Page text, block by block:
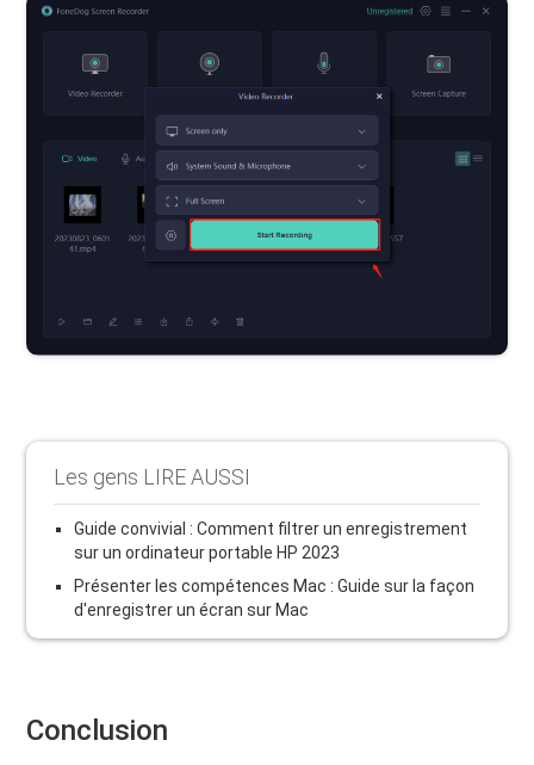
Les gens LIRE AUSSI
Guide convivial : Comment filtrer un enregistrement
sur un ordinateur portable HP 2023
Présenter les compétences Mac : Guide sur la façon
d'enregistrer un écran sur Mac
Conclusion